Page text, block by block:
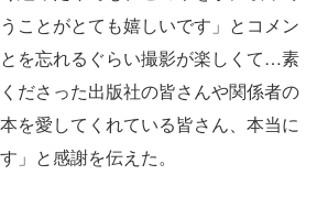
ことがとても嬉しいです」とコメン
を忘れるぐらい撮影が楽しくて…素
ださった出版社の皆さんや関係者の
を愛してくれている皆さん、本当に
」と感謝を伝えた。